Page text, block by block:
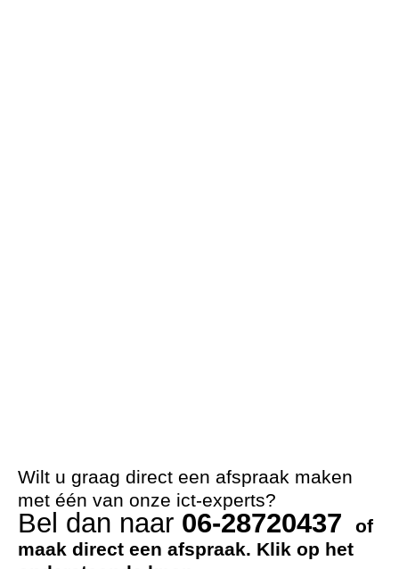
Wilt u graag direct een afspraak maken
met één van onze ict-experts?
Bel dan naar 06-28720437
of
maak direct een afspraak. Klik op het